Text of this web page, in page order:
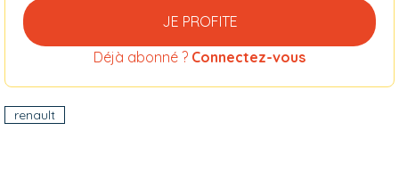
JE PROFITE
Déjà abonné ? Connectez-vous
renault